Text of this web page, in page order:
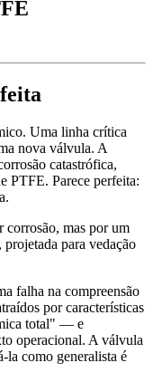
Uma linha crítica
nova válvula. A
catastrófica,
PTFE. Parece perfeita:
corrosão, mas por um
para vedação
falha na compreensão
por características
total" — e
operacional. A válvula
la como generalista é